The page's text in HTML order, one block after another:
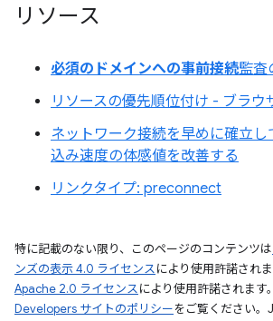
リソース
必須のドメインへの事前接続監査
リソースの優先順位付け - ブラウ
ネットワーク接続を早めに確立し
込み速度の体感値を改善する
リンクタイプ: preconnect
特に記載のない限り、このページのコンテンツは
ンズの表示 4.0 ライセンスにより使用許諾され
Apache 2.0 ライセンスにより使用許諾されます
Developers サイトのポリシーをご覧ください